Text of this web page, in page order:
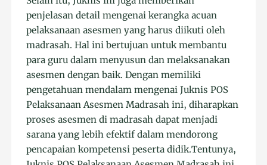
penjelasan detail mengenai kerangka acuan
pelaksanaan asesmen yang harus diikuti oleh
madrasah. Hal ini bertujuan untuk membantu
para guru dalam menyusun dan melaksanakan
asesmen dengan baik. Dengan memiliki
pengetahuan mendalam mengenai Juknis POS
Pelaksanaan Asesmen Madrasah ini, diharapkan
proses asesmen di madrasah dapat menjadi
sarana yang lebih efektif dalam mendorong
pencapaian kompetensi peserta didik.Tentunya,